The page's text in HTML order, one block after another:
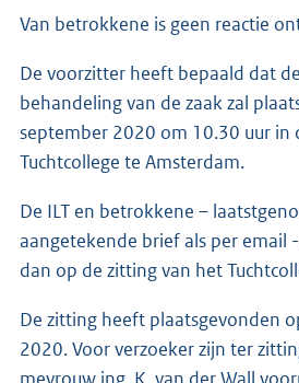
Van betrokkene is geen reactie
De voorzitter heeft bepaald dat
behandeling van de zaak zal
september 2020 om 10.30 uur in
Tuchtcollege te Amsterdam.
De ILT en betrokkene –
aangetekende brief als per email
dan op de zitting van het
De zitting heeft plaatsgevonden
2020. Voor verzoeker zijn ter